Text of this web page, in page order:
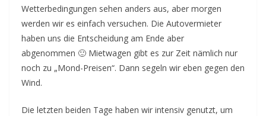
Wetterbedingungen sehen anders aus, aber morgen
werden wir es einfach versuchen. Die Autovermieter
haben uns die Entscheidung am Ende aber
abgenommen 🙂 Mietwagen gibt es zur Zeit nämlich nur
noch zu „Mond-Preisen“. Dann segeln wir eben gegen den
Wind.
Die letzten beiden Tage haben wir intensiv genutzt, um